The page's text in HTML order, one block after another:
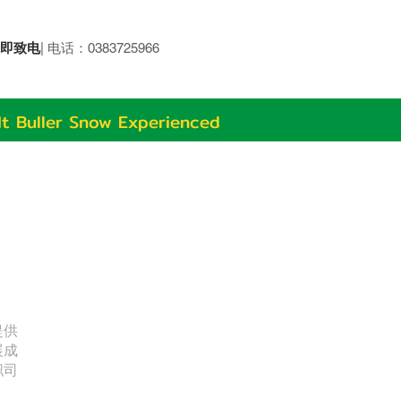
致电| 电话：0383725966
Buller Snow Experienced
供
成